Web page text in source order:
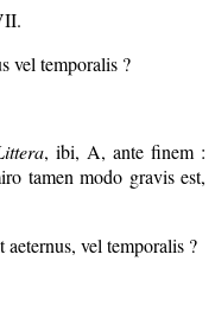
vel temporalis ?
, ibi, A, ante finem :
tamen modo gravis est,
vel temporalis ?